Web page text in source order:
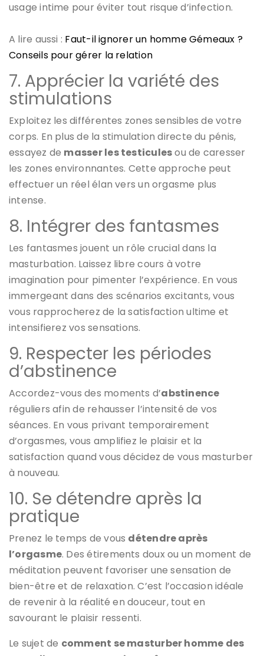
usage intime pour éviter tout risque d’infection.
A lire aussi : Faut-il ignorer un homme Gémeaux ?
Conseils pour gérer la relation
7. Apprécier la variété des
stimulations
Exploitez les différentes zones sensibles de votre
corps. En plus de la stimulation directe du pénis,
essayez de masser les testiculesou de caresser
les zones environnantes. Cette approche peut
effectuer un réel élan vers un orgasme plus
intense.
8. Intégrer des fantasmes
Les fantasmes jouent un rôle crucial dans la
masturbation. Laissez libre cours à votre
imagination pour pimenter l’expérience. En vous
immergeant dans des scénarios excitants, vous
vous rapprocherez de la satisfaction ultime et
intensifierez vos sensations.
9. Respecter les périodes
d’abstinence
Accordez-vous des moments d’abstinence
réguliers afin de rehausser l’intensité de vos
séances. En vous privant temporairement
d’orgasmes, vous amplifiez le plaisir et la
satisfaction quand vous décidez de vous masturber
à nouveau.
10. Se détendre après la
pratique
Prenez le temps de vous détendre après
l’orgasme. Des étirements doux ou un moment de
méditation peuvent favoriser une sensation de
bien-être et de relaxation. C’est l’occasion idéale
de revenir à la réalité en douceur, tout en
savourant le plaisir ressenti.
Le sujet de comment se masturber homme des